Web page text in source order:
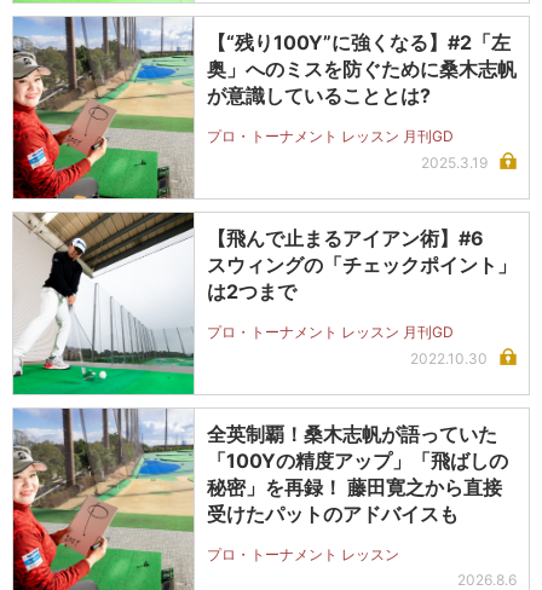
【“残り100Y”に強くなる】#2「左
奥」へのミスを防ぐために桑木志帆
が意識していることとは?
プロ・トーナメント レッスン 月刊GD
2025.3.19
【飛んで止まるアイアン術】#6
スウィングの「チェックポイント」
は2つまで
プロ・トーナメント レッスン 月刊GD
2022.10.30
全英制覇！桑木志帆が語っていた
「100Yの精度アップ」「飛ばしの
秘密」を再録！ 藤田寛之から直接
受けたパットのアドバイスも
プロ・トーナメント レッスン
2026.8.6